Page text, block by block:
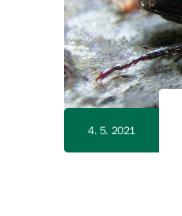
4. 5. 2021